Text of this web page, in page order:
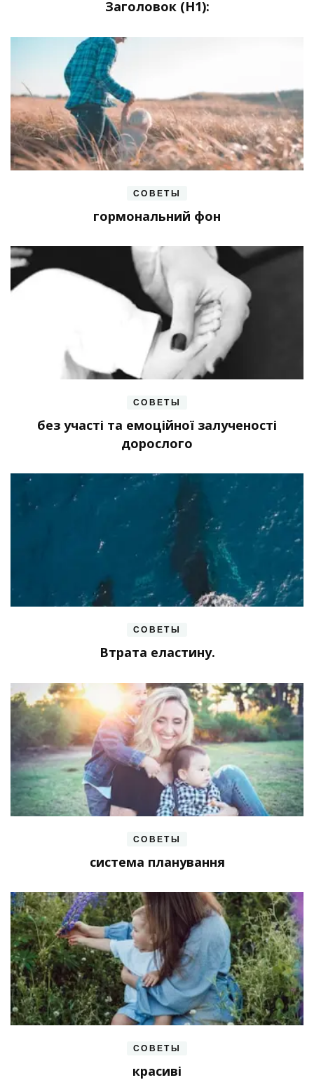
Заголовок (H1):
СОВЕТЫ
гормональний фон
СОВЕТЫ
без участі та емоційної залученості
дорослого
СОВЕТЫ
Втрата еластину.
СОВЕТЫ
система планування
СОВЕТЫ
красиві